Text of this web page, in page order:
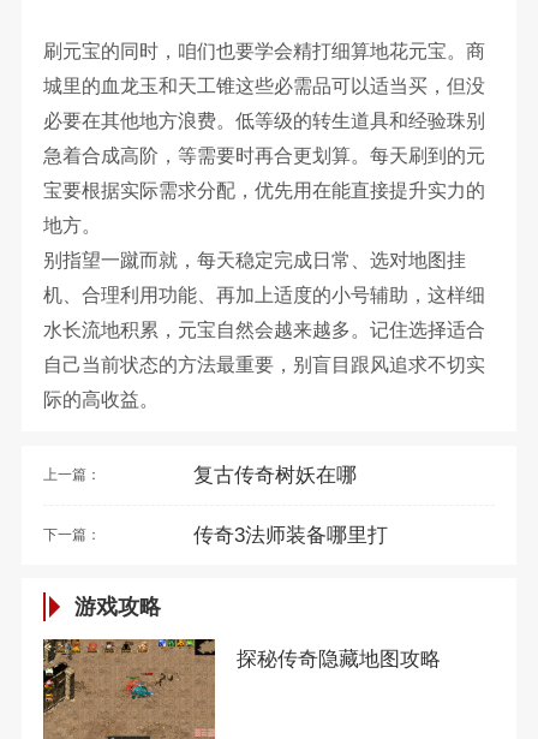
刷元宝的同时，咱们也要学会精打细算地花元宝。商
城里的血龙玉和天工锥这些必需品可以适当买，但没
必要在其他地方浪费。低等级的转生道具和经验珠别
急着合成高阶，等需要时再合更划算。每天刷到的元
宝要根据实际需求分配，优先用在能直接提升实力的
地方。
别指望一蹴而就，每天稳定完成日常、选对地图挂
机、合理利用功能、再加上适度的小号辅助，这样细
水长流地积累，元宝自然会越来越多。记住选择适合
自己当前状态的方法最重要，别盲目跟风追求不切实
际的高收益。
上一篇： 复古传奇树妖在哪
下一篇： 传奇3法师装备哪里打
游戏攻略
探秘传奇隐藏地图攻略